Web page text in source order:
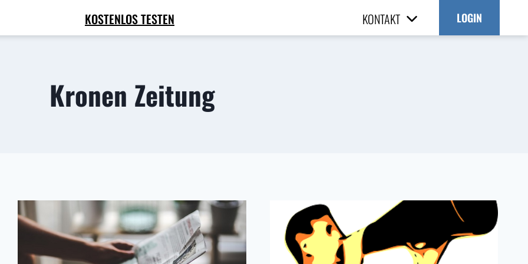
KOSTENLOS TESTEN KONTAKT LOGIN
Kronen Zeitung